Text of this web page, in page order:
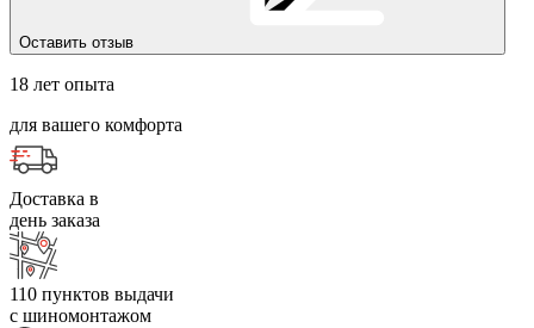
Оставить отзыв
18 лет опыта
для вашего комфорта
Доставка в
день заказа
110 пунктов выдачи
с шиномонтажом